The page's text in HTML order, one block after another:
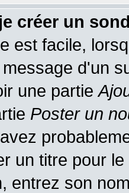
créer un
est facile,
d'un
une partie
Poster un
un titre pour
entrez son